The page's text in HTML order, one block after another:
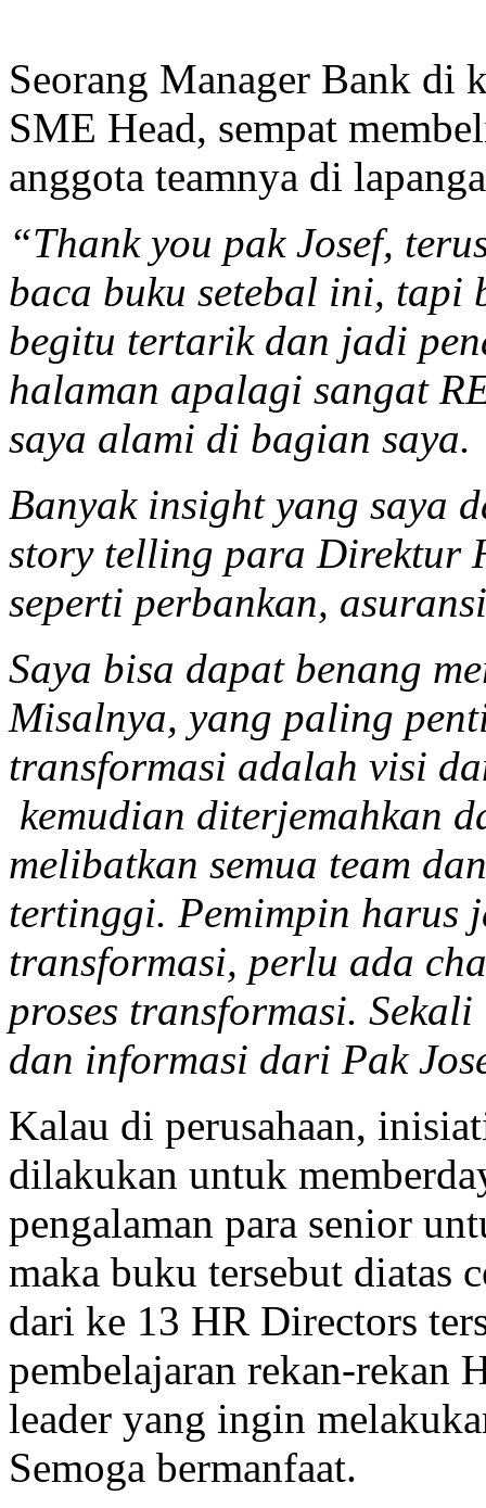
Seorang Manager Bank di
SME Head, sempat
anggota teamnya di
“Thank you pak Josef,
baca buku setebal ini, tapi
begitu tertarik dan jadi
halaman apalagi sangat
saya alami di bagian saya.
Banyak insight yang saya
story telling para Direktur
seperti perbankan,
Saya bisa dapat benang
Misalnya, yang paling
transformasi adalah visi
kemudian diterjemahkan
melibatkan semua team
tertinggi. Pemimpin harus
transformasi, perlu ada
proses transformasi.
dan informasi dari Pak
Kalau di perusahaan,
dilakukan untuk
pengalaman para senior
maka buku tersebut diatas
dari ke 13 HR Directors
pembelajaran rekan-rekan
leader yang ingin
Semoga bermanfaat.